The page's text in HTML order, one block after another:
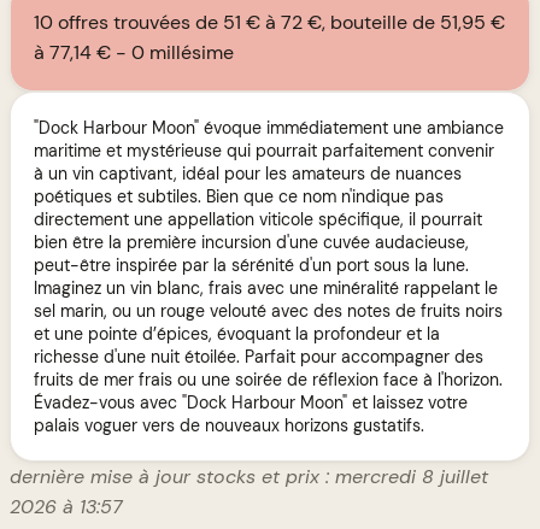
10 offres trouvées de 51 € à 72 €, bouteille de 51,95 €
à 77,14 €
0 millésime
"Dock Harbour Moon" évoque immédiatement une ambiance
maritime et mystérieuse qui pourrait parfaitement convenir
à un vin captivant, idéal pour les amateurs de nuances
poétiques et subtiles. Bien que ce nom n'indique pas
directement une appellation viticole spécifique, il pourrait
bien être la première incursion d'une cuvée audacieuse,
peut-être inspirée par la sérénité d'un port sous la lune.
Imaginez un vin blanc, frais avec une minéralité rappelant le
sel marin, ou un rouge velouté avec des notes de fruits noirs
et une pointe d’épices, évoquant la profondeur et la
richesse d'une nuit étoilée. Parfait pour accompagner des
fruits de mer frais ou une soirée de réflexion face à l'horizon.
Évadez-vous avec "Dock Harbour Moon" et laissez votre
palais voguer vers de nouveaux horizons gustatifs.
dernière mise à jour stocks et prix : mercredi 8 juillet
2026 à 13:57